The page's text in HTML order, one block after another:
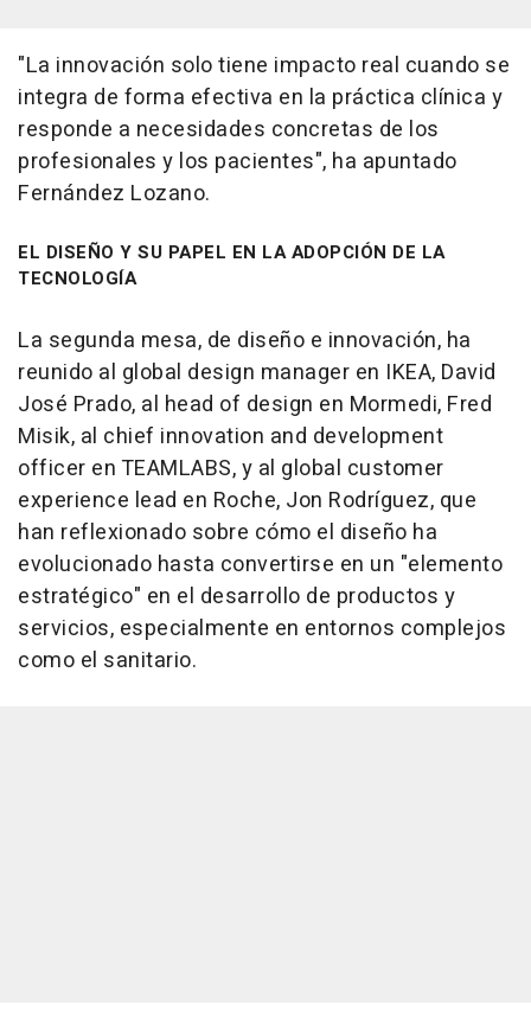
"La innovación solo tiene impacto real cuando se
integra de forma efectiva en la práctica clínica y
responde a necesidades concretas de los
profesionales y los pacientes", ha apuntado
Fernández Lozano.
EL DISEÑO Y SU PAPEL EN LA ADOPCIÓN DE LA
TECNOLOGÍA
La segunda mesa, de diseño e innovación, ha
reunido al global design manager en IKEA, David
José Prado, al head of design en Mormedi, Fred
Misik, al chief innovation and development
officer en TEAMLABS, y al global customer
experience lead en Roche, Jon Rodríguez, que
han reflexionado sobre cómo el diseño ha
evolucionado hasta convertirse en un "elemento
estratégico" en el desarrollo de productos y
servicios, especialmente en entornos complejos
como el sanitario.